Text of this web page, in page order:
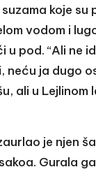
koje su
vodom i
pod. “Ali ne
neću ja dugo
ali u Lejlinom
je njen
Gurala ga